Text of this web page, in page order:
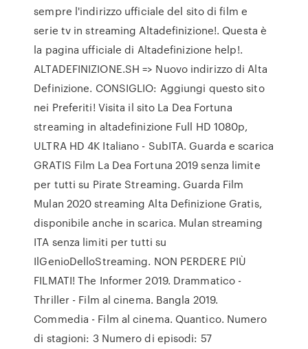
sempre l'indirizzo ufficiale del sito di film e
serie tv in streaming Altadefinizione!. Questa è
la pagina ufficiale di Altadefinizione help!.
ALTADEFINIZIONE.SH => Nuovo indirizzo di Alta
Definizione. CONSIGLIO: Aggiungi questo sito
nei Preferiti! Visita il sito La Dea Fortuna
streaming in altadefinizione Full HD 1080p,
ULTRA HD 4K Italiano - SubITA. Guarda e scarica
GRATIS Film La Dea Fortuna 2019 senza limite
per tutti su Pirate Streaming. Guarda Film
Mulan 2020 streaming Alta Definizione Gratis,
disponibile anche in scarica. Mulan streaming
ITA senza limiti per tutti su
IlGenioDelloStreaming. NON PERDERE PIÙ
FILMATI! The Informer 2019. Drammatico -
Thriller - Film al cinema. Bangla 2019.
Commedia - Film al cinema. Quantico. Numero
di stagioni: 3 Numero di episodi: 57